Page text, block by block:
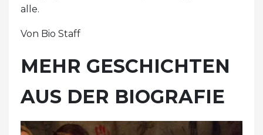
alle.
Von Bio Staff
MEHR GESCHICHTEN
AUS DER BIOGRAFIE